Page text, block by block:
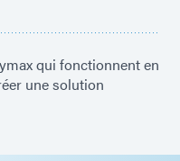
qui fonctionnent en
une solution